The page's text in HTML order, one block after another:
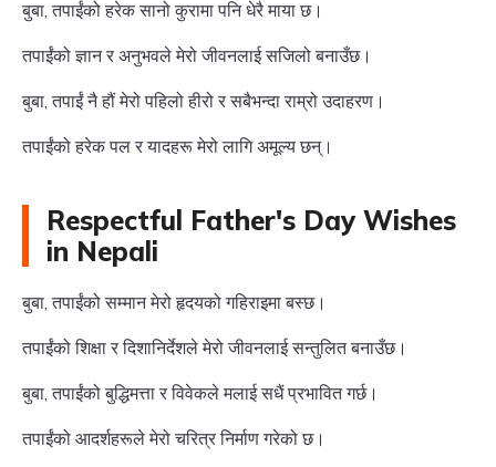
बुबा, तपाईंको हरेक सानो कुरामा पनि धेरै माया छ।
तपाईंको ज्ञान र अनुभवले मेरो जीवनलाई सजिलो बनाउँछ।
बुबा, तपाईं नै हौं मेरो पहिलो हीरो र सबैभन्दा राम्रो उदाहरण।
तपाईंको हरेक पल र यादहरू मेरो लागि अमूल्य छन्।
Respectful Father's Day Wishes
in Nepali
बुबा, तपाईंको सम्मान मेरो हृदयको गहिराइमा बस्छ।
तपाईंको शिक्षा र दिशानिर्देशले मेरो जीवनलाई सन्तुलित बनाउँछ।
बुबा, तपाईंको बुद्धिमत्ता र विवेकले मलाई सधैं प्रभावित गर्छ।
तपाईंको आदर्शहरूले मेरो चरित्र निर्माण गरेको छ।